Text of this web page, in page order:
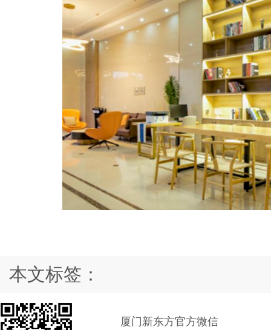
本文标签：
厦门新东方官方微信